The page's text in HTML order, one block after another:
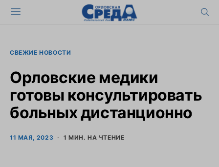
СВЕЖИЕ НОВОСТИ
Орловские медики
готовы консультировать
больных дистанционно
11 МАЯ, 2023 1 МИН. НА ЧТЕНИЕ